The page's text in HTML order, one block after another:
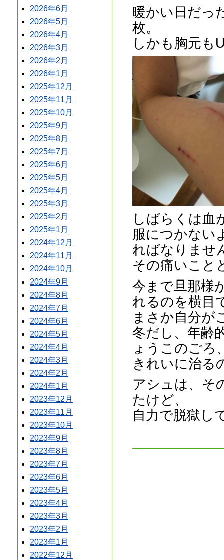
2026年6月
2026年5月
2026年4月
2026年3月
2026年2月
2026年1月
2025年12月
2025年11月
2025年10月
2025年9月
2025年8月
2025年7月
2025年6月
2025年5月
2025年4月
2025年3月
2025年2月
2025年1月
2024年12月
2024年11月
2024年10月
2024年9月
2024年8月
2024年7月
2024年6月
2024年5月
2024年4月
2024年3月
2024年2月
2024年1月
2023年12月
2023年11月
2023年10月
2023年9月
2023年8月
2023年7月
2023年6月
2023年5月
2023年4月
2023年3月
2023年2月
2023年1月
2022年12月
暖かい日だっ
枚。
しかも胸元も
しばらくは血
服につかない
ればなりませ
その痛いこ
今まで旦那様
れるのを横目
まさか自分
冬だし、年齢
ょうこのごろ
きれいに治る
アシュは、そ
たけど、
自力で脱獄し